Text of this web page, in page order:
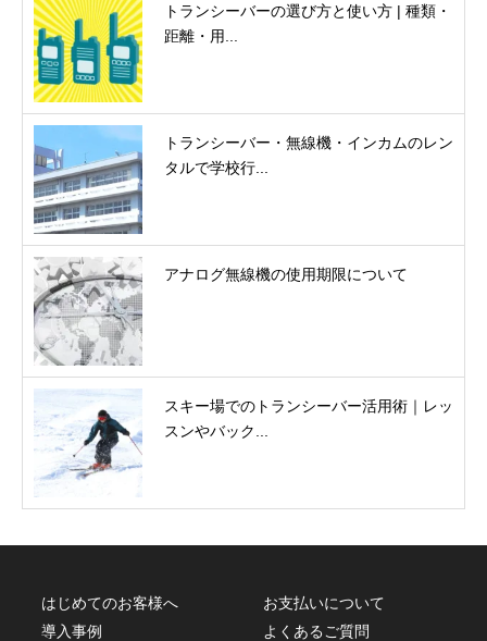
トランシーバーの選び方と使い方 | 種類・
距離・用...
トランシーバー・無線機・インカムのレン
タルで学校行...
アナログ無線機の使用期限について
スキー場でのトランシーバー活用術｜レッ
スンやバック...
はじめてのお客様へ
導入事例
お支払いについて
よくあるご質問